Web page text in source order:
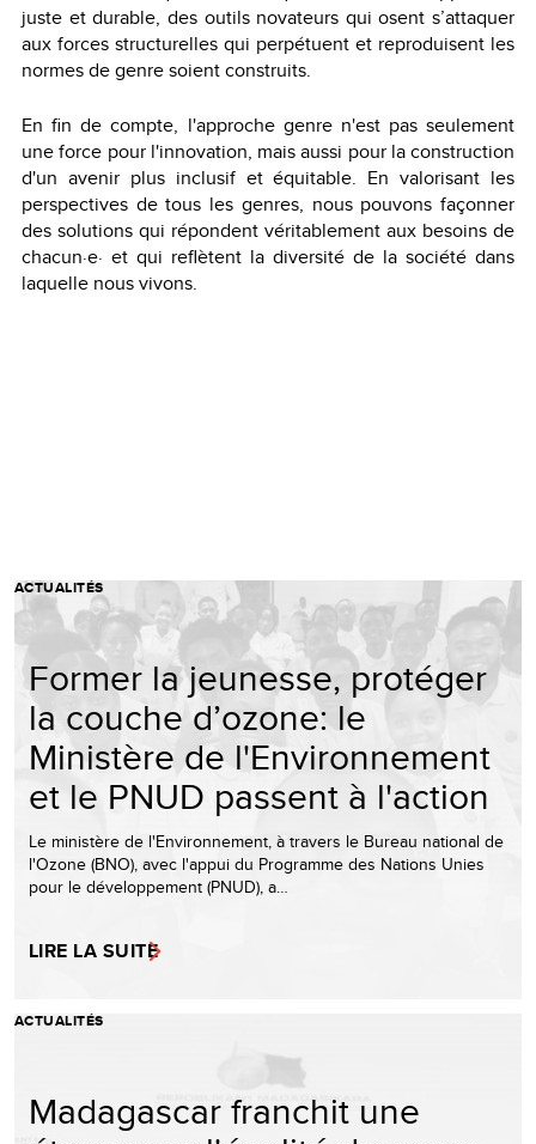
juste et durable, des outils novateurs qui osent s’attaquer
aux forces structurelles qui perpétuent et reproduisent les
normes de genre soient construits.
En fin de compte, l'approche genre n'est pas seulement
une force pour l'innovation, mais aussi pour la construction
d'un avenir plus inclusif et équitable. En valorisant les
perspectives de tous les genres, nous pouvons façonner
des solutions qui répondent véritablement aux besoins de
chacun·e· et qui reflètent la diversité de la société dans
laquelle nous vivons.
ACTUALITÉS
Former la jeunesse, protéger
la couche d’ozone: le
Ministère de l'Environnement
et le PNUD passent à l'action
Le ministère de l'Environnement, à travers le Bureau national de
l'Ozone (BNO), avec l'appui du Programme des Nations Unies
pour le développement (PNUD), a…
LIRE LA SUITE
ACTUALITÉS
Madagascar franchit une